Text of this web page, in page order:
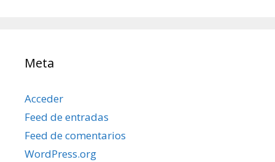
Meta
Acceder
Feed de entradas
Feed de comentarios
WordPress.org